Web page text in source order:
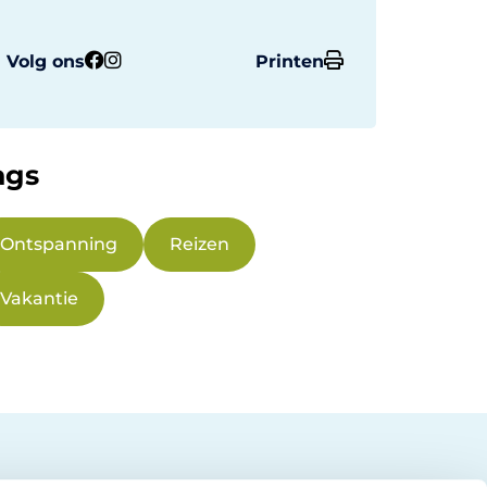
Volg ons Printen
Ontspanning Reizen
Vakantie